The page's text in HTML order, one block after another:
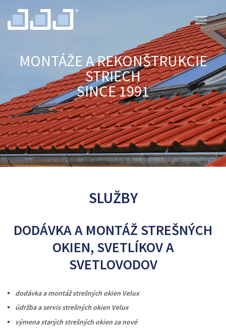
MONTÁŽE A REKONŠTRUKCIE
STRIECH
SINCE 1991
SLUŽBY
DODÁVKA A MONTÁŽ STREŠNÝCH
OKIEN,SVETLÍKOV A
SVETLOVODOV
dodávka a montáž strešných okien Velux
údržba a servis strešných okien Velux
výmena starých strešných okien za nové